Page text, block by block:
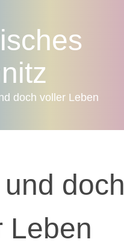
doch voller Leben
doch
Leben